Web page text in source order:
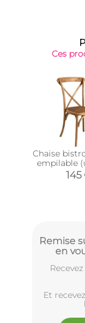
Ces
Chaise
empilable
145
Remise
en
Et